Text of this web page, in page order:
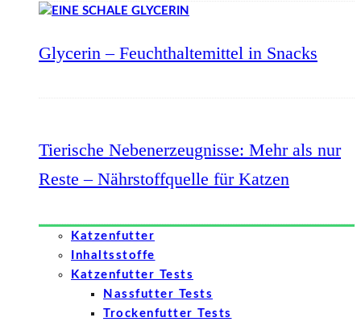
Glycerin – Feuchthaltemittel in Snacks
Tierische Nebenerzeugnisse: Mehr als nur
Reste – Nährstoffquelle für Katzen
Katzenfutter
Inhaltsstoffe
Katzenfutter Tests
Nassfutter Tests
Trockenfutter Tests